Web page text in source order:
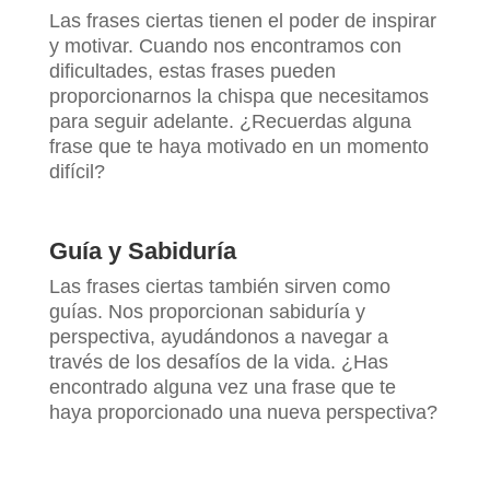
Las frases ciertas tienen el poder de inspirar
y motivar. Cuando nos encontramos con
dificultades, estas frases pueden
proporcionarnos la chispa que necesitamos
para seguir adelante. ¿Recuerdas alguna
frase que te haya motivado en un momento
difícil?
Guía y Sabiduría
Las frases ciertas también sirven como
guías. Nos proporcionan sabiduría y
perspectiva, ayudándonos a navegar a
través de los desafíos de la vida. ¿Has
encontrado alguna vez una frase que te
haya proporcionado una nueva perspectiva?